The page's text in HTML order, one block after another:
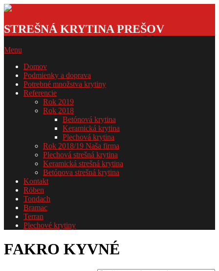
Skip
content
krytina
GSDOM
STREŠNÁ KRYTINA PREŠOV
Primary
Menu
Menu
Domov
Podmienky a doprava
Potrebné množstva krytiny
Referencie
Rok 2019
Rok 2018
Betónová krytina
Keramická krytina
Plechová krytina
Rok 2018/19 Naša firma
Plechová strešná krytina
Keramická strešná krytina
Betónova strešná krytina
Kontakt
Röben
Tondach
Bramac
Terran
Plechové krytiny
FAKRO KYVNÉ